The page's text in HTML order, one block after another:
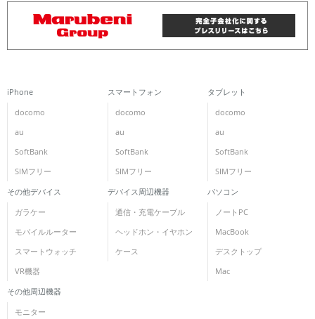
iPhone
docomo
au
SoftBank
SIMフリー
スマートフォン
docomo
au
SoftBank
SIMフリー
タブレット
docomo
au
SoftBank
SIMフリー
その他デバイス
ガラケー
モバイルルーター
スマートウォッチ
VR機器
デバイス周辺機器
通信・充電ケーブル
ヘッドホン・イヤホン
ケース
パソコン
ノートPC
MacBook
デスクトップ
Mac
その他周辺機器
モニター